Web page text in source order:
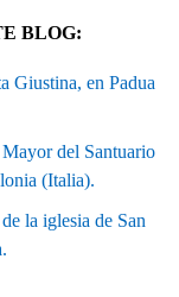
BLOG:
Giustina, en Padua
del Santuario
(Italia).
la iglesia de San